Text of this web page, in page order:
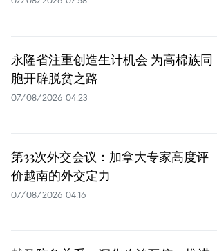
永隆省注重创造生计机会 为高棉族同
胞开辟脱贫之路
07/08/2026 04:23
第33次外交会议：加拿大专家高度评
价越南的外交定力
07/08/2026 04:16